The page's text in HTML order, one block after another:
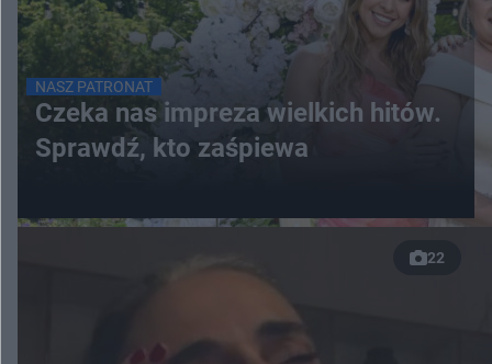
NASZ PATRONAT
Czeka nas impreza wielkich hitów.
Sprawdź, kto zaśpiewa
22